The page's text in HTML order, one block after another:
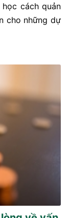
cách quản
cho những dự